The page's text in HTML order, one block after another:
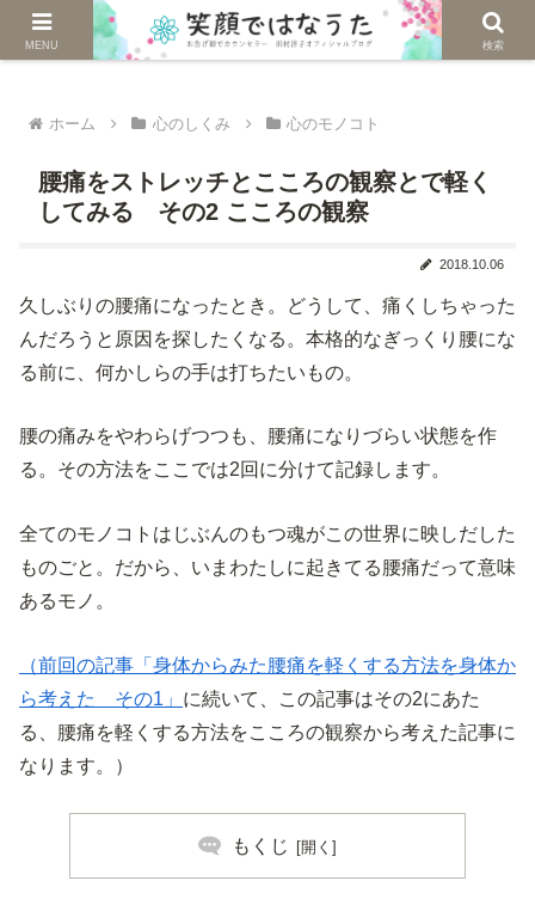
じぶんを生きる。自然に生きる。
ホーム 心のしくみ 心のモノコト
腰痛をストレッチとこころの観察とで軽く
してみる その2 こころの観察
2018.10.06
久しぶりの腰痛になったとき。どうして、痛くしちゃった
んだろうと原因を探したくなる。本格的なぎっくり腰にな
る前に、何かしらの手は打ちたいもの。
腰の痛みをやわらげつつも、腰痛になりづらい状態を作
る。その方法をここでは2回に分けて記録します。
全てのモノコトはじぶんのもつ魂がこの世界に映しだした
ものごと。だから、いまわたしに起きてる腰痛だって意味
あるモノ。
（前回の記事「身体からみた腰痛を軽くする方法を身体か
ら考えた その1」 に続いて、この記事はその2にあた
る、腰痛を軽くする方法をこころの観察から考えた記事に
なります。）
もくじ
MENU 検索